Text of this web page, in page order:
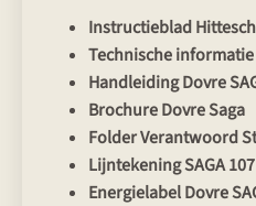
Instructieblad
Technische informatie
Handleiding Dovre
Brochure Dovre Saga
Folder Verantwoord
Lijntekening SAGA 107
Energielabel Dovre